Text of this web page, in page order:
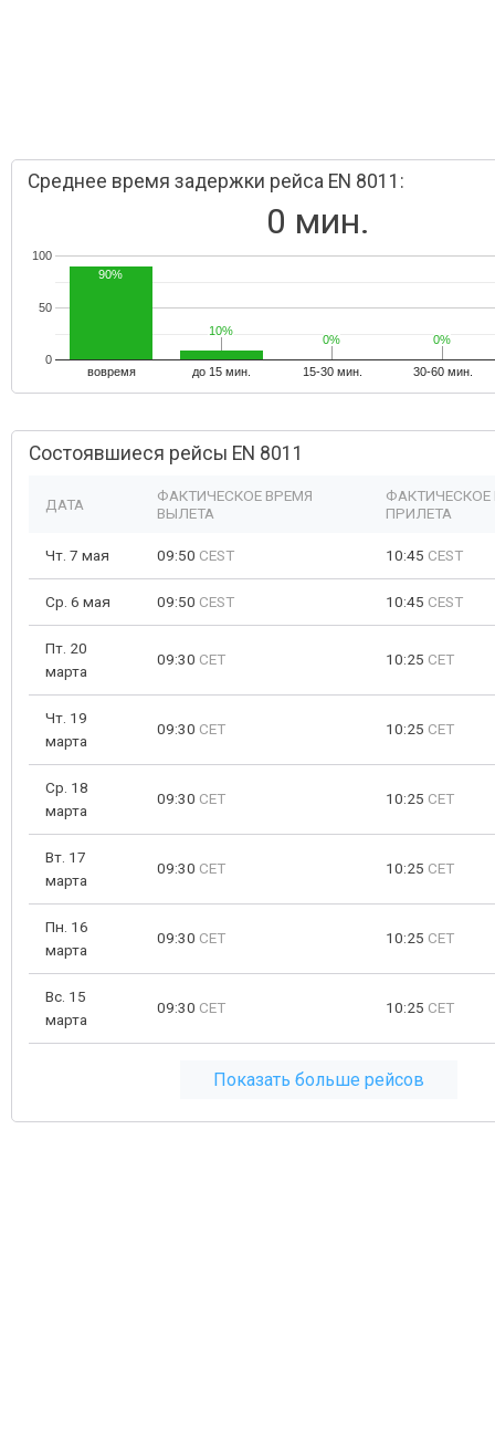
Среднее время задержки рейса EN 8011:
0 мин.
вовремя до 15 мин. 15-30 мин. 30-60 мин.
0
50
100
90%
10%
10%
0%
0% 0%
0%
Состоявшиеся рейсы EN 8011
ДАТА
ФАКТИЧЕСКОЕ ВРЕМЯ
ВЫЛЕТА
ФАКТИЧЕСКОЕ
ПРИЛЕТА
Чт. 7 мая 09:50 CEST 10:45 CEST
Ср. 6 мая 09:50 CEST 10:45 CEST
Пт. 20
марта
09:30 CET 10:25 CET
Чт. 19
марта
09:30 CET 10:25 CET
Ср. 18
марта
09:30 CET 10:25 CET
Вт. 17
марта
09:30 CET 10:25 CET
Пн. 16
марта
09:30 CET 10:25 CET
Вс. 15
марта
09:30 CET 10:25 CET
Показать больше рейсов